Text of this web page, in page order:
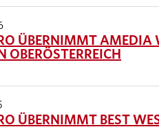
ÜBERNIMMT AMEDIA
OBERÖSTERREICH
ÜBERNIMMT BEST